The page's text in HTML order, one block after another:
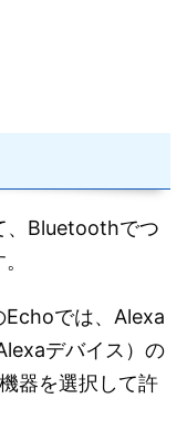
、Bluetoothでつ
Echoでは、Alexa
デバイス）の
器を選択して許